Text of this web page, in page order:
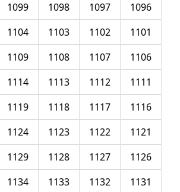
1096
1097
1098
1099
1101
1102
1103
1104
1106
1107
1108
1109
1111
1112
1113
1114
1116
1117
1118
1119
1121
1122
1123
1124
1126
1127
1128
1129
1131
1132
1133
1134